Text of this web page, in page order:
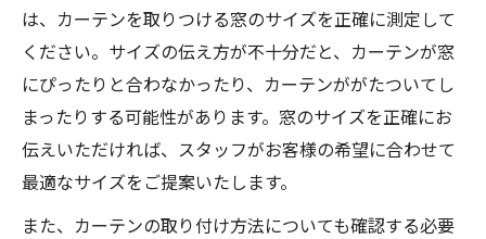
は、カーテンを取りつける窓のサイズを正確に測定して
ください。サイズの伝え方が不十分だと、カーテンが窓
にぴったりと合わなかったり、カーテンががたついてし
まったりする可能性があります。窓のサイズを正確にお
伝えいただければ、スタッフがお客様の希望に合わせて
最適なサイズをご提案いたします。
また、カーテンの取り付け方法についても確認する必要